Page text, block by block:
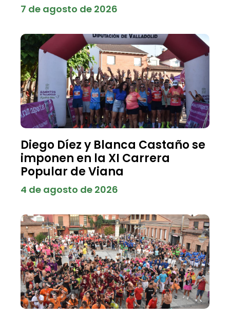
7 de agosto de 2026
Diego Díez y Blanca Castaño se
imponen en la XI Carrera
Popular de Viana
4 de agosto de 2026